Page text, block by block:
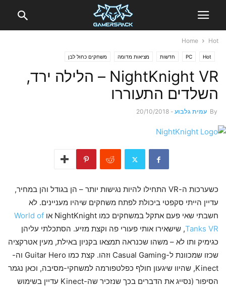
Home Hot
Hot
PC חדשות מציאות מדומה משחקים כחול לבן
NightKnight VR – הלילה ירד,
השלדים התעוררו
By עמית גלבוע -
20/10/2018
כשערכות ה-VR התחילו להיות נגישות יותר – הן בגודל והן במחיר,
עדיין הייתי סקפטי ביכולת לפתח משחקים שיהיו מעניינים. לא
חשבתי שאי פעם אתקל במשחקים כמו NightKnight או
World of
Tanks VR, שישאירו אותי פעורי פה וקצת מזיע. הסתכלתי עליהן
כגימיק ותו לא – משהו שכנראה תמצאו בקניון באילת, מעין אטרקציה
שכזו שמכוונת ל-Casual Gaming וזהו. קצת כמו Guitar Hero וה-
Kinect, שהיוו שיגעון חולף כפלטפורמה למשחקי-מסיבה, וכאן נגמר
הסיפור (נסייג את הדברים בכך שנזכיר שה-Kinect עדיין בשימוש